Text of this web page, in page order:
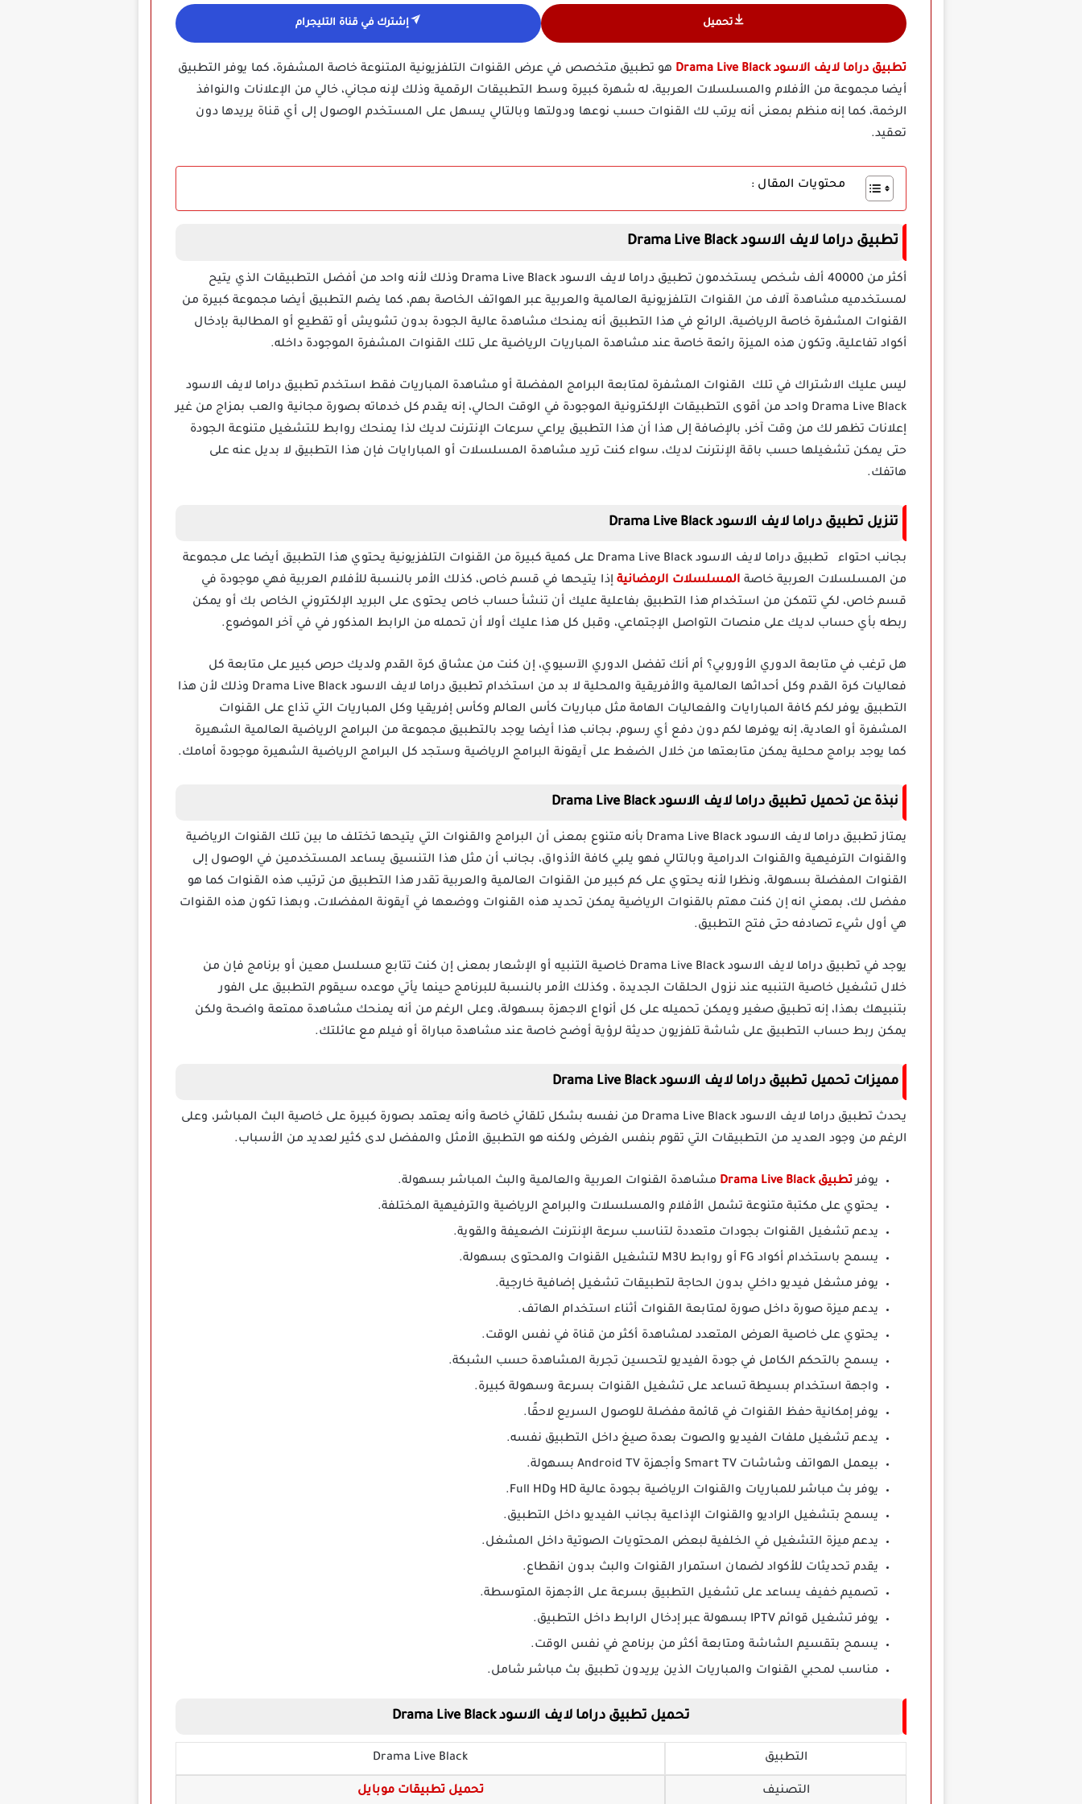
تحميل إشترك في قناة التليجرام
تطبيق دراما لايف الاسود Drama Live Black
هو تطبيق متخصص في عرض القنوات التلفزيونية المتنوعة خاصة المشفرة، كما يوفر التطبيق
أيضا مجموعة من الأفلام والمسلسلات العربية، له شهرة كبيرة وسط التطبيقات الرقمية وذلك لإنه مجاني، خالي من الإعلانات والنوافذ
الرخمة، كما إنه منظم بمعنى أنه يرتب لك القنوات حسب نوعها ودولتها وبالتالي يسهل على المستخدم الوصول إلى أي قناة يريدها دون
تعقيد.
محتويات المقال :
تطبيق دراما لايف الاسود Drama Live Black
أكثر من 40000 ألف شخص يستخدمون تطبيق دراما لايف الاسود Drama Live Black وذلك لأنه واحد من أفضل التطبيقات الذي يتيح
لمستخدميه مشاهدة آلاف من القنوات التلفزيونية العالمية والعربية عبر الهواتف الخاصة بهم، كما يضم التطبيق أيضا مجموعة كبيرة من
القنوات المشفرة خاصة الرياضية، الرائع في هذا التطبيق أنه يمنحك مشاهدة عالية الجودة بدون تشويش أو تقطيع أو المطالبة بإدخال
أكواد تفاعلية، وتكون هذه الميزة رائعة خاصة عند مشاهدة المباريات الرياضية على تلك القنوات المشفرة الموجودة داخله.
ليس عليك الاشتراك في تلك القنوات المشفرة لمتابعة البرامج المفضلة أو مشاهدة المباريات فقط استخدم تطبيق دراما لايف الاسود
Drama Live Black واحد من أقوى التطبيقات الإلكترونية الموجودة في الوقت الحالي، إنه يقدم كل خدماته بصورة مجانية والعب بمزاج من غير
إعلانات تظهر لك من وقت آخر، بالإضافة إلى هذا أن هذا التطبيق يراعي سرعات الإنترنت لديك لذا يمنحك روابط للتشغيل متنوعة الجودة
حتى يمكن تشغيلها حسب باقة الإنترنت لديك، سواء كنت تريد مشاهدة المسلسلات أو المبارايات فإن هذا التطبيق لا بديل عنه على
هاتفك.
تنزيل تطبيق دراما لايف الاسود Drama Live Black
بجانب احتواء تطبيق دراما لايف الاسود Drama Live Black على كمية كبيرة من القنوات التلفزيونية يحتوي هذا التطبيق أيضا على مجموعة
من المسلسلات العربية خاصة المسلسلات الرمضانية إذا يتيحها في قسم خاص، كذلك الأمر بالنسبة للأفلام العربية فهي موجودة في
قسم خاص، لكي تتمكن من استخدام هذا التطبيق بفاعلية عليك أن تنشأ حساب خاص يحتوى على البريد الإلكتروني الخاص بك أو يمكن
ربطه بأي حساب لديك على منصات التواصل الإجتماعي، وقبل كل هذا عليك أولا أن تحمله من الرابط المذكور في في آخر الموضوع.
هل ترغب في متابعة الدوري الأوروبي؟ أم أنك تفضل الدوري الآسيوي، إن كنت من عشاق كرة القدم ولديك حرص كبير على متابعة كل
فعاليات كرة القدم وكل أحداثها العالمية والأفريقية والمحلية لا بد من استخدام تطبيق دراما لايف الاسود Drama Live Black وذلك لأن هذا
التطبيق يوفر لكم كافة المبارايات والفعاليات الهامة مثل مباريات كأس العالم وكأس إفريقيا وكل المباريات التي تذاع على القنوات
المشفرة أو العادية، إنه يوفرها لكم دون دفع أي رسوم، بجانب هذا أيضا يوجد بالتطبيق مجموعة من البرامج الرياضية العالمية الشهيرة
كما يوجد برامج محلية يمكن متابعتها من خلال الضغط على آيقونة البرامج الرياضية وستجد كل البرامج الرياضية الشهيرة موجودة أمامك.
نبذة عن تحميل تطبيق دراما لايف الاسود Drama Live Black
يمتاز تطبيق دراما لايف الاسود Drama Live Black بأنه متنوع بمعنى أن البرامج والقنوات التي يتيحها تختلف ما بين تلك القنوات الرياضية
والقنوات الترفيهية والقنوات الدرامية وبالتالي فهو يلبي كافة الأذواق، بجانب أن مثل هذا التنسيق يساعد المستخدمين في الوصول إلى
القنوات المفضلة بسهولة، ونظرا لأنه يحتوي على كم كبير من القنوات العالمية والعربية تقدر هذا التطبيق من ترتيب هذه القنوات كما هو
مفضل لك، بمعني انه إن كنت مهتم بالقنوات الرياضية يمكن تحديد هذه القنوات ووضعها في آيقونة المفضلات، وبهذا تكون هذه القنوات
هي أول شيء تصادفه حتى فتح التطبيق.
يوجد في تطبيق دراما لايف الاسود Drama Live Black خاصية التنبيه أو الإشعار بمعنى إن كنت تتابع مسلسل معين أو برنامج فإن من
خلال تشغيل خاصية التنبيه عند نزول الحلقات الجديدة ، وكذلك الأمر بالنسبة للبرنامج حينما يأتي موعده سيقوم التطبيق على الفور
بتنبيهك بهذا، إنه تطبيق صغير ويمكن تحميله على كل أنواع الاجهزة بسهولة، وعلى الرغم من أنه يمنحك مشاهدة ممتعة واضحة ولكن
يمكن ربط حساب التطبيق على شاشة تلفزيون حديثة لرؤية أوضح خاصة عند مشاهدة مباراة أو فيلم مع عائلتك.
مميزات تحميل تطبيق دراما لايف الاسود Drama Live Black
يحدث تطبيق دراما لايف الاسود Drama Live Black من نفسه بشكل تلقائي خاصة وأنه يعتمد بصورة كبيرة على خاصية البث المباشر، وعلى
الرغم من وجود العديد من التطبيقات التي تقوم بنفس الغرض ولكنه هو التطبيق الأمثل والمفضل لدى كثير لعديد من الأسباب.
يوفرتطبيق Drama Live Black
مشاهدة القنوات العربية والعالمية والبث المباشر بسهولة.
يحتوي على مكتبة متنوعة تشمل الأفلام والمسلسلات والبرامج الرياضية والترفيهية المختلفة.
يدعم تشغيل القنوات بجودات متعددة لتناسب سرعة الإنترنت الضعيفة والقوية.
يسمح باستخدام أكواد FG أو روابط M3U لتشغيل القنوات والمحتوى بسهولة.
يوفر مشغل فيديو داخلي بدون الحاجة لتطبيقات تشغيل إضافية خارجية.
يدعم ميزة صورة داخل صورة لمتابعة القنوات أثناء استخدام الهاتف.
يحتوي على خاصية العرض المتعدد لمشاهدة أكثر من قناة في نفس الوقت.
يسمح بالتحكم الكامل في جودة الفيديو لتحسين تجربة المشاهدة حسب الشبكة.
واجهة استخدام بسيطة تساعد على تشغيل القنوات بسرعة وسهولة كبيرة.
يوفر إمكانية حفظ القنوات في قائمة مفضلة للوصول السريع لاحقًا.
يدعم تشغيل ملفات الفيديو والصوت بعدة صيغ داخل التطبيق نفسه.
بيعمل الهواتف وشاشات Smart TV وأجهزة Android TV بسهولة.
يوفر بث مباشر للمباريات والقنوات الرياضية بجودة عالية HD وFull HD.
يسمح بتشغيل الراديو والقنوات الإذاعية بجانب الفيديو داخل التطبيق.
يدعم ميزة التشغيل في الخلفية لبعض المحتويات الصوتية داخل المشغل.
يقدم تحديثات للأكواد لضمان استمرار القنوات والبث بدون انقطاع.
تصميم خفيف يساعد على تشغيل التطبيق بسرعة على الأجهزة المتوسطة.
يوفر تشغيل قوائم IPTV بسهولة عبر إدخال الرابط داخل التطبيق.
يسمح بتقسيم الشاشة ومتابعة أكثر من برنامج في نفس الوقت.
مناسب لمحبي القنوات والمباريات الذين يريدون تطبيق بث مباشر شامل.
تحميل تطبيق دراما لايف الاسود Drama Live Black
التطبيق Drama Live Black
التصنيف تحميل تطبيقات موبايل